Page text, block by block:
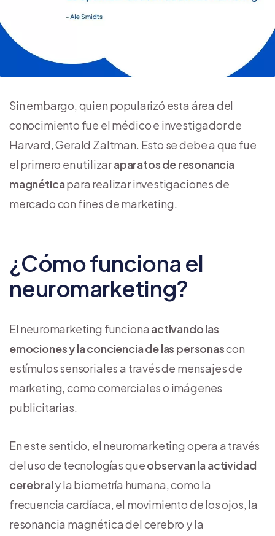
Sin embargo, quien popularizó esta área del
conocimiento fue el médico e investigador de
Harvard, Gerald Zaltman. Esto se debe a que fue
el primero en utilizaraparatos de resonancia
magnéticapara realizar investigaciones de
mercado con fines de marketing.
¿Cómo funciona el
neuromarketing?
El neuromarketing funciona activando las
emociones y la conciencia de las personascon
estímulos sensoriales a través de mensajes de
marketing, como comerciales o imágenes
publicitarias.
En este sentido, el neuromarketing opera a través
del uso de tecnologías queobservan la actividad
cerebraly la biometría humana, como la
frecuencia cardíaca, el movimiento de los ojos, la
resonancia magnética del cerebro y la